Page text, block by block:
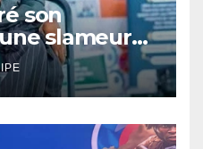
son
slameur
Bernard
à la solidarité
ses études